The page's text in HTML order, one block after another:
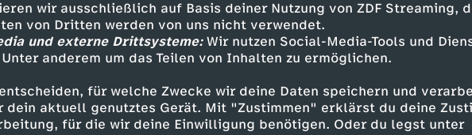
wir ausschließlich auf Basis deiner Nutzung von ZDF Streaming,
von Dritten werden von uns nicht verwendet.
und externe Drittsysteme:Wir nutzen Social-Media-Tools und
anderem um das Teilen von Inhalten zu ermöglichen.
für welche Zwecke wir deine Daten speichern und
aktuell genutztes Gerät. Mit "Zustimmen" erklärst du deine
für die wir deine Einwilligung benötigen. Oder du legst unter
ist Instagram Star
Rosi erzählt Mainzer Geschichten
Szepanski